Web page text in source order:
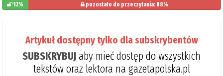
12% pozostało do przeczytania: 88%
Artykuł dostępny tylko dla subskrybentów
SUBSKRYBUJaby mieć dostęp do wszystkich
tekstów oraz lektora na gazetapolska.pl